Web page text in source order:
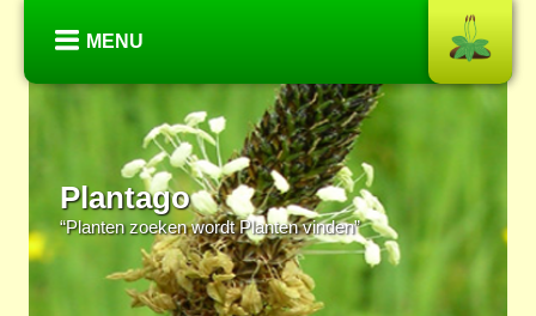
MENU
Plantago
“Planten zoeken wordt Planten vinden”